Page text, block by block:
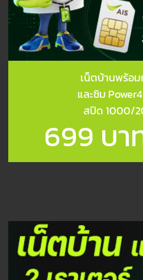
เน็ตบ้านพร้อ
และซิม
สปีด 1000/
699 บา